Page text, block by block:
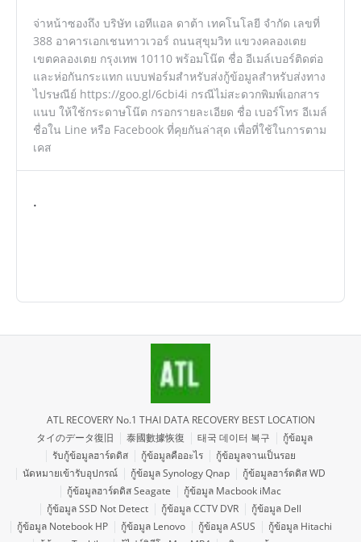
จ่าหน้าซองถึง บริษัท เอทีแอล ดาต้า เทคโนโลยี จำกัด เลขที่
388 อาคารเอกเชนทาวเวอร์ ถนนสุขุมวิท แขวงคลองเตย
เขตคลองเตย กรุงเทพ 10110 พร้อมโน๊ต ชื่อ อีเมล์เบอร์ติดต่อ
และห่อกันกระแทก แบบฟอร์มสำหรับส่งกู้ข้อมูลสำหรับส่งทาง
ไปรษณีย์ https://goo.gl/6cbi4i กรณีไม่สะดวกพิมพ์เอกสาร
แนบ ให้ใช้กระดาษโน๊ต กรอกรายละเอียด ชื่อ เบอร์โทร อีเมล์
ชื่อใน Line หรือ Facebook ที่คุยกันล่าสุด เพื่อที่ใช้ในการตาม
เคส
.
ATL RECOVERY No.1 THAI DATA RECOVERY BEST LOCATION
タイのデータ復旧
泰國數據恢復 태국 데이터 복구
กู้ข้อมูล
รับกู้ข้อมูลฮาร์ดดิส
กู้ข้อมูลคืออะไร
กู้ข้อมูลจานเป็นรอย
นัดหมายเข้ารับอุปกรณ์
กู้ข้อมูล Synology Qnap
กู้ข้อมูลฮาร์ดดิส WD
กู้ข้อมูลฮาร์ดดิส Seagate
กู้ข้อมูล Macbook iMac
กู้ข้อมูล SSD Not Detect
กู้ข้อมูล CCTV DVR
กู้ข้อมูล Dell
กู้ข้อมูล Notebook HP
กู้ข้อมูล Lenovo กู้ข้อมูล ASUS
กู้ข้อมูล Hitachi